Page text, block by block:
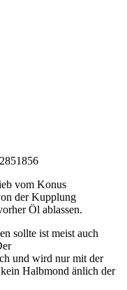
vom Konus
der Kupplung
Öl ablassen.
sollte ist meist auch
und wird nur mit der
Halbmond änlich der